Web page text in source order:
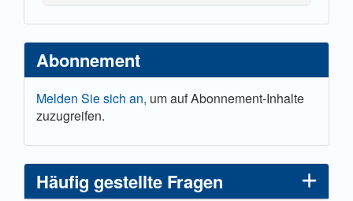
Abonnement
Melden Sie sich an, um auf Abonnement-Inhalte
zuzugreifen.
Häufig gestellte Fragen